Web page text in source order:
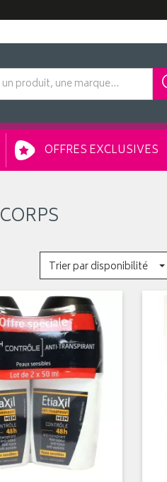
OFFRES EXCLUSIVES
CORPS
Trier par disponibilité